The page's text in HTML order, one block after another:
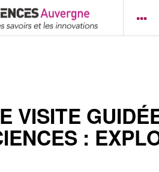
VISITE
: